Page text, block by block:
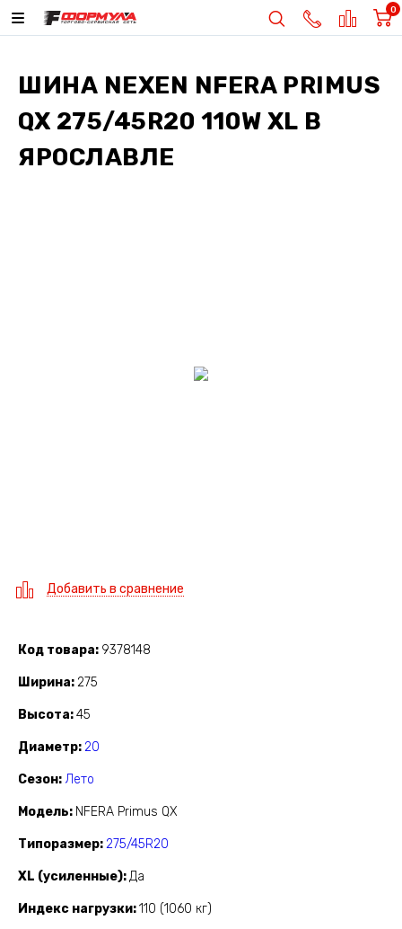
0
ШИНА NEXEN NFERA PRIMUS
QX 275/45R20 110W XL В
ЯРОСЛАВЛЕ
Добавить в сравнение
Код товара 9378148
Ширина 275
Высота 45
Диаметр 20
Сезон Лето
Модель NFERA Primus QX
Типоразмер 275/45R20
XL (усиленные) Да
Индекс нагрузки 110 (1060 кг)